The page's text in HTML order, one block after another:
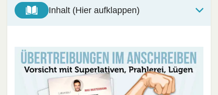
Inhalt (Hier aufklappen)